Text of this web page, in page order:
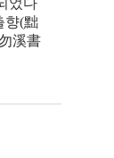
었다
향(黜
溪書